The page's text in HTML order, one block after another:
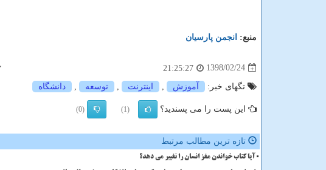
منبع: انجمن پارسیان
1398/02/24
21:25:27
تگهای خبر: آموزش اینترنت توسعه دانشگاه
این پست را می پسندید؟ (1)
(0)
تازه ترین مطالب مرتبط
آیا کتاب خواندن مغز انسان را تغییر می دهد؟